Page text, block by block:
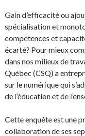
Gain d’efficacité ou
spécialisation et
compétences et
écarté? Pour mieux
dans nos milieux de
Québec (CSQ) a
sur le numérique qui
de l’éducation et de
Cette enquête est une
collaboration de ses